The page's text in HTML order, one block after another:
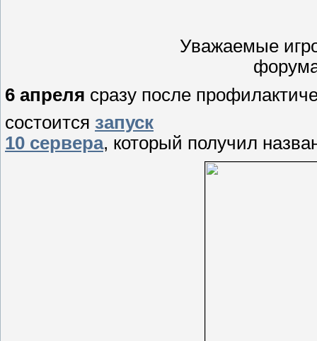
Уважаемые
6 апреля сразу после
состоится запуск
10 сервера, который получил